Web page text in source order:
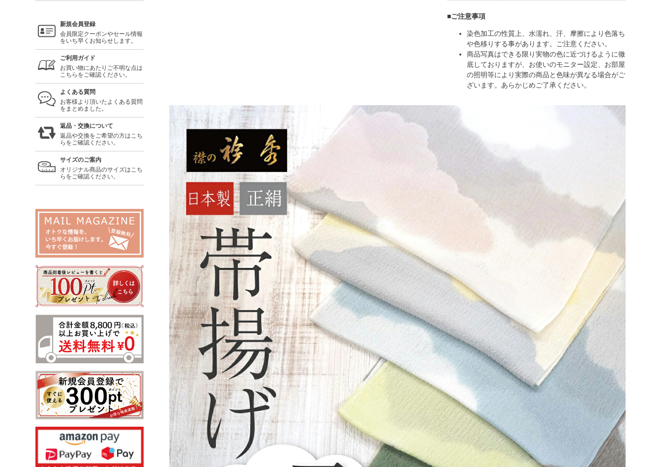
新規会員登録
会員限定クーポンやセール情報
をいち早くお知らせします。
ご利用ガイド
お買い物にあたりご不明な点は
こちらをご確認ください。
よくある質問
お客様より頂いたよくある質問
をまとめました。
返品・交換について
返品や交換をご希望の方はこち
らをご確認ください。
サイズのご案内
オリジナル商品のサイズはこち
らをご確認ください。
■ご注意事項
染色加工の性質上、水濡れ、汗、摩擦により色落ち
や色移りする事があります。ご注意ください。
商品写真はできる限り実物の色に近づけるように徹
底しておりますが、お使いのモニター設定、お部屋
の照明等により実際の商品と色味が異なる場合がご
ざいます。あらかじめご了承ください。